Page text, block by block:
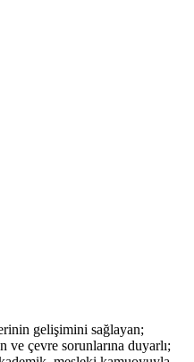
gelişimini sağlayan;
ve çevre sorunlarına duyarlı;